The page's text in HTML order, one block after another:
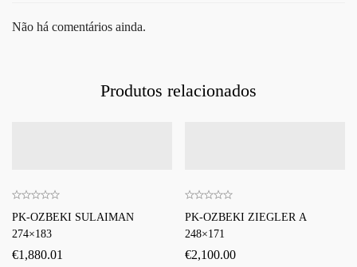
Não há comentários ainda.
Produtos relacionados
PK-OZBEKI SULAIMAN
274×183
€1,880.01
PK-OZBEKI ZIEGLER A
248×171
€2,100.00